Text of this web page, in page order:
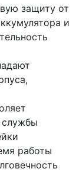
защиту от
и
службы
работы